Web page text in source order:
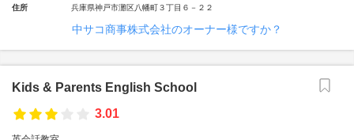
住所 兵庫県神戸市灘区八幡町３丁目６－２２
中サコ商事株式会社のオーナー様ですか？
Kids & Parents English School
3.01